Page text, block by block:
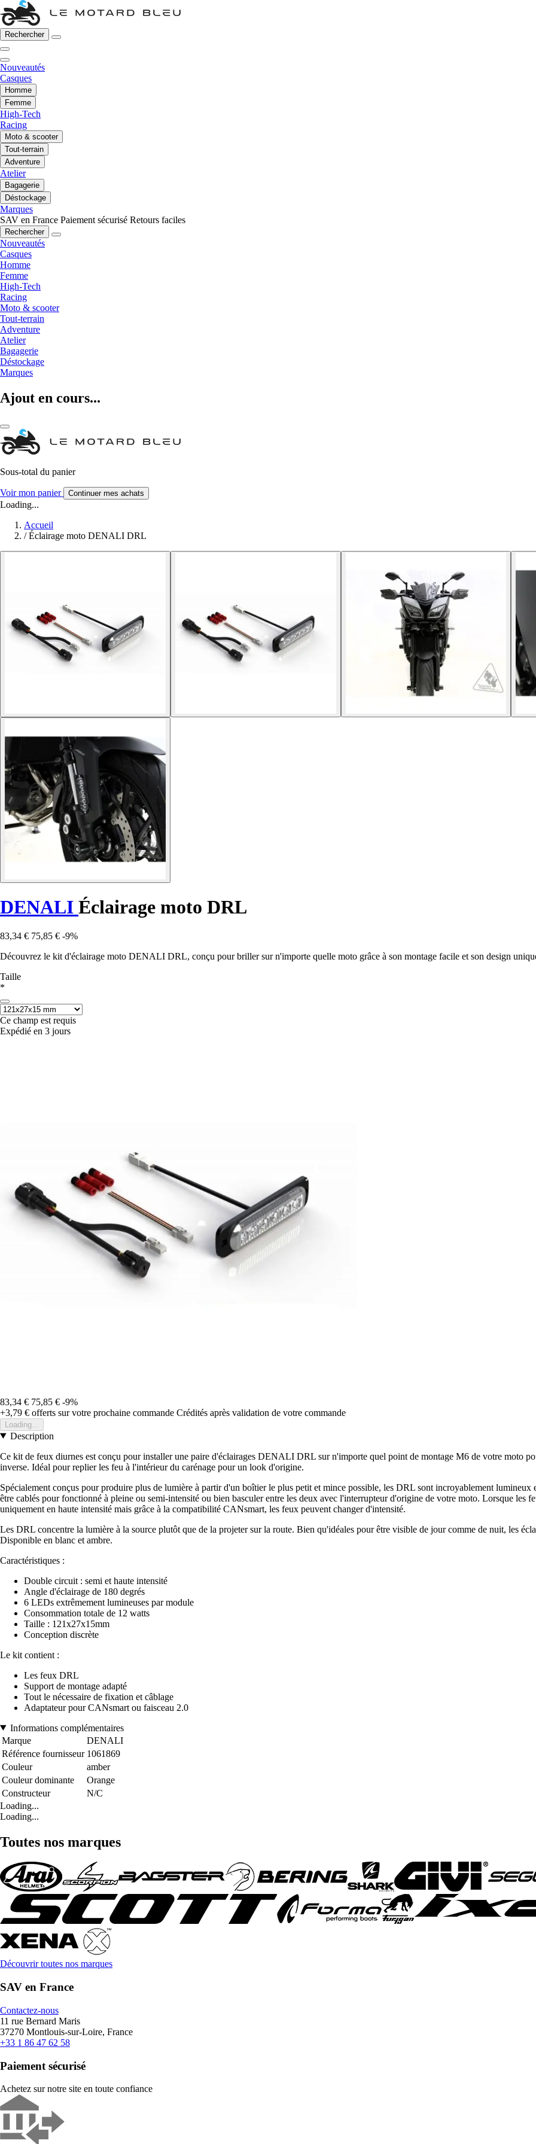
Rechercher
Nouveautés
Casques
Homme
Femme
High-Tech
Racing
Moto & scooter
Tout-terrain
Adventure
Atelier
Bagagerie
Déstockage
Marques
SAV en France Paiement sécurisé Retours faciles
Rechercher
Nouveautés
Casques
Homme
Femme
High-Tech
Racing
Moto & scooter
Tout-terrain
Adventure
Atelier
Bagagerie
Déstockage
Marques
Ajout en cours...
Sous-total du panier
Voir mon panier Continuer mes achats
Loading...
Accueil
/ Éclairage moto DENALI DRL
DENALI Éclairage moto DRL
83,34 € 75,85 € -9%
Découvrez le kit d'éclairage moto DENALI DRL, conçu pour briller sur n'importe quelle moto grâce à son montage facile et son design
Taille
*
Ce champ est requis
Expédié en 3 jours
83,34 € 75,85 € -9%
+3,79 € offerts sur votre prochaine commande Crédités après validation de votre commande
Loading...
Description
Ce kit de feux diurnes est conçu pour installer une paire d'éclairages DENALI DRL sur n'importe quel point de montage M6 de votre moto
inverse. Idéal pour replier les feu à l'intérieur du carénage pour un look d'origine.
Spécialement conçus pour produire plus de lumière à partir d'un boîtier le plus petit et mince possible, les DRL sont incroyablement
être cablés pour fonctionné à pleine ou semi-intensité ou bien basculer entre les deux avec l'interrupteur d'origine de votre moto. Lorsque
uniquement en haute intensité mais grâce à la compatibilité CANsmart, les feux peuvent changer d'intensité.
Les DRL concentre la lumière à la source plutôt que de la projeter sur la route. Bien qu'idéales pour être visible de jour comme de nuit, les
Disponible en blanc et ambre.
Caractéristiques :
Double circuit : semi et haute intensité
Angle d'éclairage de 180 degrés
6 LEDs extrêmement lumineuses par module
Consommation totale de 12 watts
Taille : 121x27x15mm
Conception discrète
Le kit contient :
Les feux DRL
Support de montage adapté
Tout le nécessaire de fixation et câblage
Adaptateur pour CANsmart ou faisceau 2.0
Informations complémentaires
Marque
DENALI
Référence fournisseur 1061869
Couleur
amber
Couleur dominante
Orange
Constructeur
N/C
Loading...
Loading...
Toutes nos marques
Découvrir toutes nos marques
SAV en France
Contactez-nous
11 rue Bernard Maris
37270 Montlouis-sur-Loire, France
+33 1 86 47 62 58
Paiement sécurisé
Achetez sur notre site en toute confiance